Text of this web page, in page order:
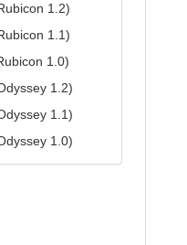
1.2)
1.1)
1.0)
1.2)
1.1)
1.0)